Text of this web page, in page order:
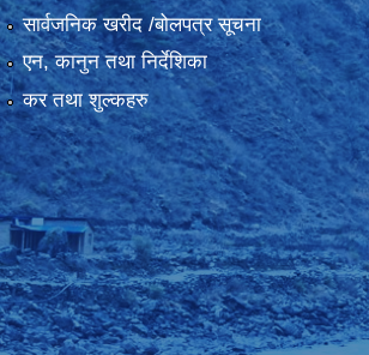
सार्वजनिक खरीद /बोलपत्र सूचना
एन, कानुन तथा निर्देशिका
कर तथा शुल्कहरु